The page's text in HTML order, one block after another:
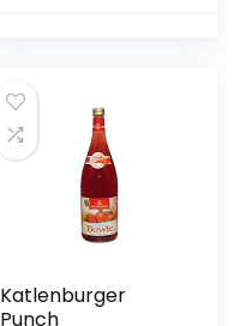
Katlenburger
Punch